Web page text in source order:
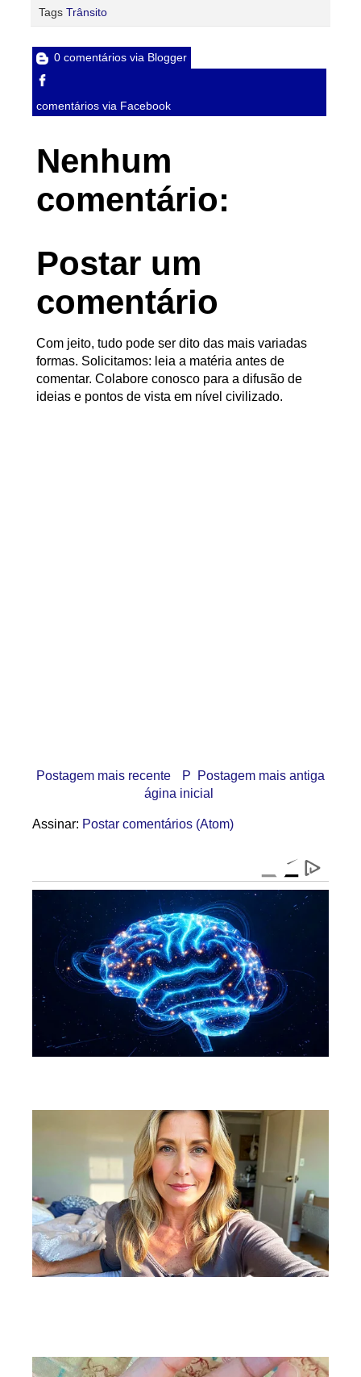
Tags Trânsito
0 comentários via Blogger
comentários via Facebook
Nenhum
comentário:
Postar um
comentário
Com jeito, tudo pode ser dito das mais variadas
formas. Solicitamos: leia a matéria antes de
comentar. Colabore conosco para a difusão de
ideias e pontos de vista em nível civilizado.
Postagem mais recente Postagem mais antiga
P
ágina inicial
Assinar: Postar comentários (Atom)